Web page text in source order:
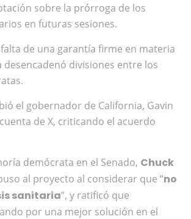
sobre la prórroga de los
en futuras sesiones.
de una garantía firme en materia
desencadenó divisiones entre los
el gobernador de California, Gavin
de X, criticando el acuerdo
demócrata en el Senado, Chuck
al proyecto al considerar que “no
sanitaria”, y ratificó que
por una mejor solución en el